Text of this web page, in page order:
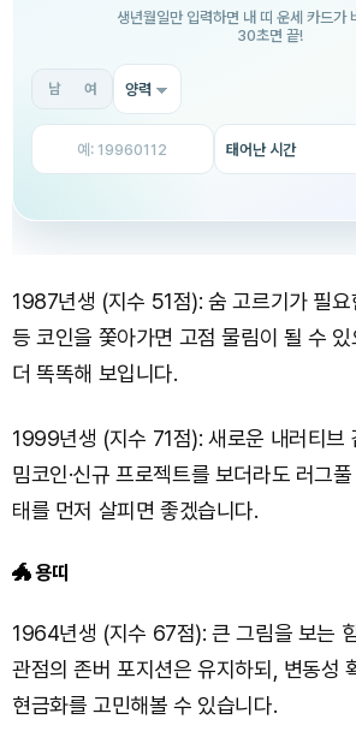
1987년생 (지수 51점): 숨 고르기가 필
등 코인을 쫓아가면 고점 물림이 될 수
더 똑똑해 보입니다.
1999년생 (지수 71점): 새로운 내러티브
밈코인·신규 프로젝트를 보더라도 러그
태를 먼저 살피면 좋겠습니다.
🐲 용띠
1964년생 (지수 67점): 큰 그림을 보는
관점의 존버 포지션은 유지하되, 변동성
현금화를 고민해볼 수 있습니다.